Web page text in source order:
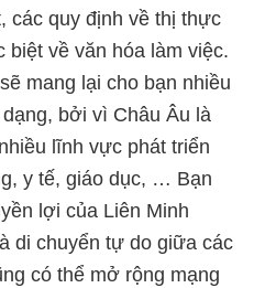
các quy định về thị thực
biệt về văn hóa làm việc.
mang lại cho bạn nhiều
bởi vì Châu Âu là
lĩnh vực phát triển
y tế, giáo dục, … Bạn
lợi của Liên Minh
di chuyển tự do giữa các
có thể mở rộng mạng